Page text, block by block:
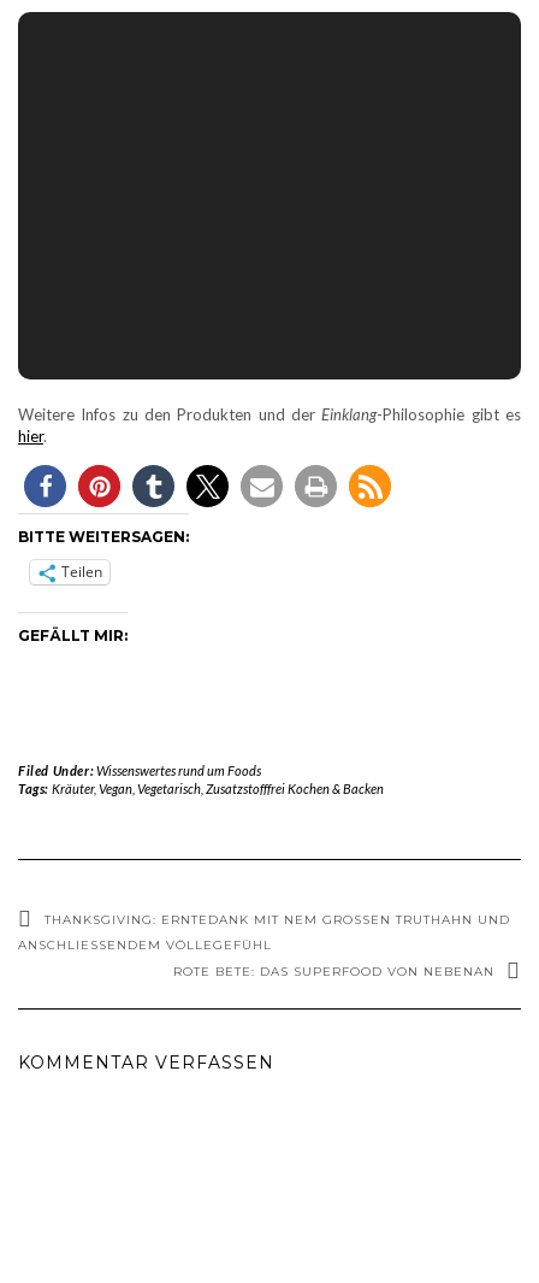
Weitere Infos zu den Produkten und derEinklang-Philosophie gibt es
hier.
BITTE WEITERSAGEN:
Teilen
GEFÄLLT MIR:
Filed Under:Wissenswertes rund um Foods
Tags: Kräuter, Vegan, Vegetarisch, Zusatzstofffrei Kochen & Backen
THANKSGIVING: ERNTEDANK MIT NEM GROSSEN TRUTHAHN UND A
NSCHLIESSENDEM VÖLLEGEFÜHL
ROTE BETE: DAS SUPERFOOD VON NEBENAN
KOMMENTAR VERFASSEN